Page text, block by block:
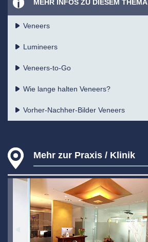
MEHR INFOS ZU DIESEM THEMA
Veneers
Lumineers
Veneers-to-Go
Wie lange halten Veneers?
Vorher-Nachher-Bilder Veneers
Mehr zur Praxis / Klinik